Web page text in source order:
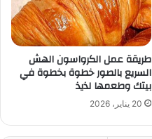
طريقة عمل الكرواسون الهش
السريع بالصور خطوة بخطوة في
بيتك وطعمها لذيذ
20 يناير، 2026